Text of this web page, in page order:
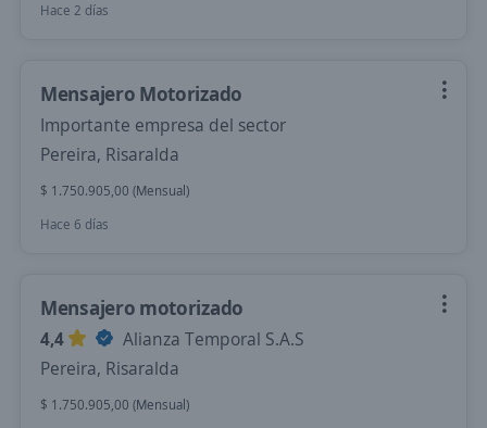
Hace 2 días
Mensajero Motorizado
Importante empresa del sector
Pereira, Risaralda
$ 1.750.905,00 (Mensual)
Hace 6 días
Mensajero motorizado
4,4
Alianza Temporal S.A.S
Pereira, Risaralda
$ 1.750.905,00 (Mensual)